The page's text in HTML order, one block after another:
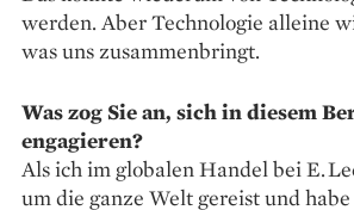
werden. Aber Technologie alleine
was uns zusammenbringt.
Was zog Sie an, sich in diesem
engagieren?
Als ich im globalen Handel bei E.
um die ganze Welt gereist und